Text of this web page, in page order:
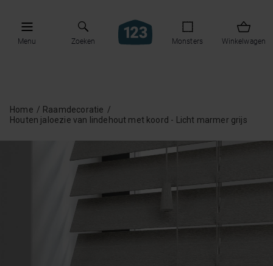
Menu Zoeken Monsters Winkelwagen
Home
Raamdecoratie
Houten jaloezie van lindehout met koord - Licht marmer grijs